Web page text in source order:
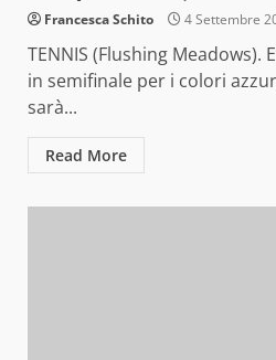
Francesca Schito 4 Settembre
TENNIS (Flushing Meadows).
in semifinale per i colori
sarà...
Read More